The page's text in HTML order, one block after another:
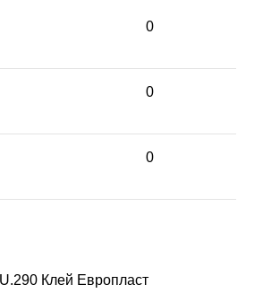
0
0
0
Клей Европласт